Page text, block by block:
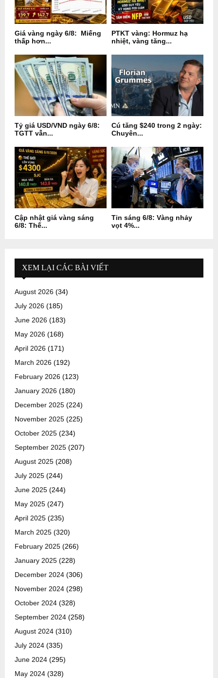
Giá vàng ngày 6/8: Miếng
thấp hơn...
PTKT vàng: Hormuz hạ
nhiệt, vàng tăng...
Tỷ giá USD/VND ngày 6/8:
TGTT vẫn...
Cú tăng $240 trong 2 ngày:
Chuyên...
Cập nhật giá vàng sáng
6/8: Thế...
Tin sáng 6/8: Vàng nhảy
vọt 4%...
XEM LẠI CÁC BÀI VIẾT
August 2026 (34)
July 2026 (185)
June 2026 (183)
May 2026 (168)
April 2026 (171)
March 2026 (192)
February 2026 (123)
January 2026 (180)
December 2025 (224)
November 2025 (225)
October 2025 (234)
September 2025 (207)
August 2025 (208)
July 2025 (244)
June 2025 (244)
May 2025 (247)
April 2025 (235)
March 2025 (320)
February 2025 (266)
January 2025 (228)
December 2024 (306)
November 2024 (298)
October 2024 (328)
September 2024 (258)
August 2024 (310)
July 2024 (335)
June 2024 (295)
May 2024 (328)